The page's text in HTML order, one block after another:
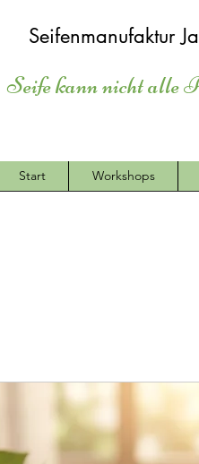
Seifenmanufaktur
Seife kann nicht alle
Start Workshops